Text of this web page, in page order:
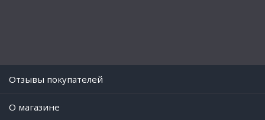
Отзывы покупателей
O магазине